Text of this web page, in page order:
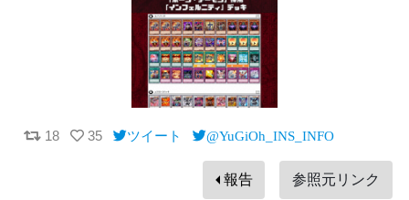
18 35 ツイート @YuGiOh_INS_INFO
報告 参照元リンク